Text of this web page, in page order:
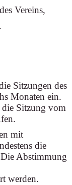
Vereins,
Sitzungen des
Monaten ein.
Sitzung vom
mit
die
Abstimmung
werden.